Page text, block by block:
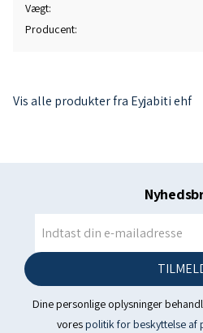
Vægt
Producent
Vis alle produkter fra Eyjabiti ehf
Dine personlige oplysninger
vorespolitik for beskyttelse af